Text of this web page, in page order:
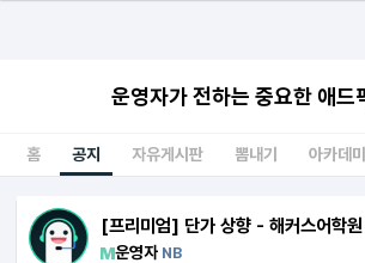
운영자가 전하는 중요한 애드
홈 공지 자유게시판 뽐내기 아카데미
[프리미엄] 단가 상향 - 해커스어학
운영자 NB